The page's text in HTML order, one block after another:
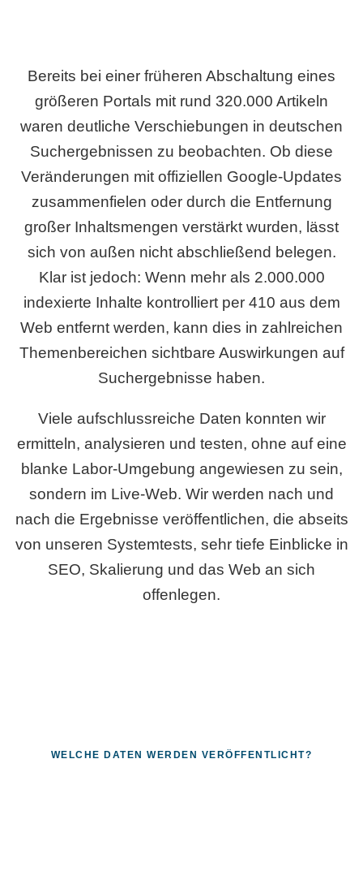
Bereits bei einer früheren Abschaltung eines
größeren Portals mit rund 320.000 Artikeln
waren deutliche Verschiebungen in deutschen
Suchergebnissen zu beobachten. Ob diese
Veränderungen mit offiziellen Google-Updates
zusammenfielen oder durch die Entfernung
großer Inhaltsmengen verstärkt wurden, lässt
sich von außen nicht abschließend belegen.
Klar ist jedoch: Wenn mehr als 2.000.000
indexierte Inhalte kontrolliert per 410 aus dem
Web entfernt werden, kann dies in zahlreichen
Themenbereichen sichtbare Auswirkungen auf
Suchergebnisse haben.
Viele aufschlussreiche Daten konnten wir
ermitteln, analysieren und testen, ohne auf eine
blanke Labor-Umgebung angewiesen zu sein,
sondern im Live-Web. Wir werden nach und
nach die Ergebnisse veröffentlichen, die abseits
von unseren Systemtests, sehr tiefe Einblicke in
SEO, Skalierung und das Web an sich
offenlegen.
WELCHE DATEN WERDEN VERÖFFENTLICHT?